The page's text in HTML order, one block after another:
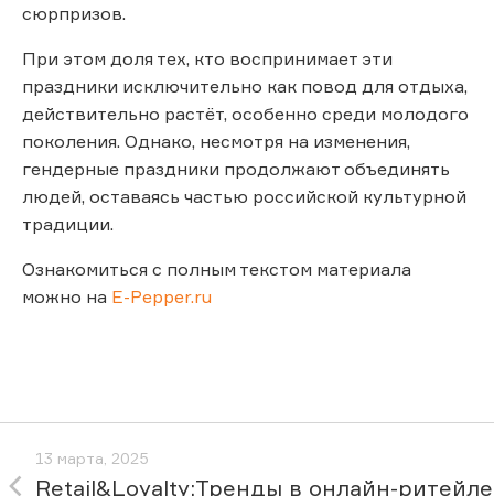
сюрпризов.
При этом доля тех, кто воспринимает эти
праздники исключительно как повод для отдыха,
действительно растёт, особенно среди молодого
поколения. Однако, несмотря на изменения,
гендерные праздники продолжают объединять
людей, оставаясь частью российской культурной
традиции.
Ознакомиться с полным текстом материала
можно на E-Pepper.ru
13 марта, 2025
Retail&Loyalty:Тренды в онлайн-ритейле